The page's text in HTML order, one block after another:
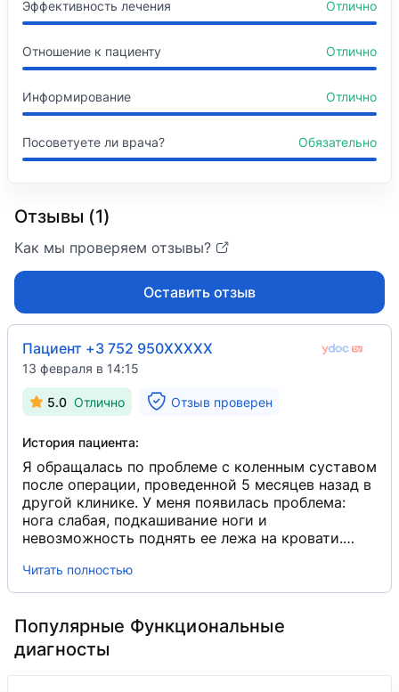
Неврология
«Вопросы функциональной диагностики с
2006
2010
2014
2015
«Базовые клинико-
2018
«Заболевания периферической нервной
2019
«Лечебные блокады в неврологии», БелМАПО
Эффективность лечения Отлично
Отношение к пациенту Отлично
Информирование Отлично
Посоветуете ли врача? Обязательно
Отзывы (1)
Как мы проверяем отзывы?
Оставить отзыв
Пациент +3 752 950XXXXX
13 февраля в 14:15
5.0 Отлично Отзыв проверен
История пациента:
Я обращалась по проблеме с коленным суставом
после операции, проведенной 5 месяцев назад в
другой клинике. У меня появилась проблема:
нога слабая, подкашивание ноги и
невозможность поднять ее лежа на кровати.
обследование. Вежливо и ласково предупредил
о том, что процедура неприятная. Сделал вывод,
Прошла дополнительное обследование
которое врач назначил, и пошагово выполнила
все указания, и теперь занимаюсь лечением и
Читать полностью
Популярные Функциональные
диагносты